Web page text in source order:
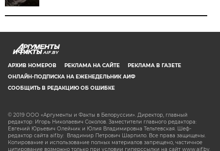
AIF.BY
АРХИВ НОМЕРОВ РЕКЛАМА НА САЙТЕ
РЕКЛАМА В ГАЗЕТЕ
ОНЛАЙН-ПОДПИСКА НА ЕЖЕНЕДЕЛЬНИК АИФ
СООБЩИТЬ В РЕДАКЦИЮ ОБ ОШИБКЕ
© 2019 ООО «Аргументы и Факты в Белоруссии». Директор, главный
редактор: Игорь Николаевич Соколов. Заместители главного редактора:
Евгений Юрьевич Олейник и Юлия Владимировна Тельтевская. Шеф-
редактор сайта aif.by: Владимир Петрович Шарпило. Все права защищены.
Копирование и использование полных материалов запрещено, частичное
цитирование возможно только при условии гиперссылки на сайт www.aif.by.